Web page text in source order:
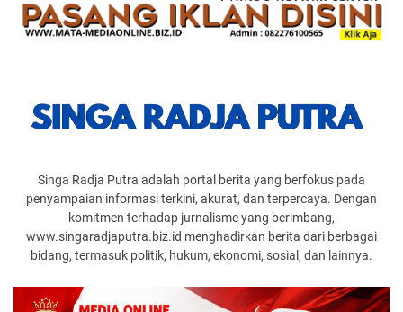
Singa Radja Putra adalah portal berita yang berfokus pada
penyampaian informasi terkini, akurat, dan terpercaya. Dengan
komitmen terhadap jurnalisme yang berimbang,
www.singaradjaputra.biz.id menghadirkan berita dari berbagai
bidang, termasuk politik, hukum, ekonomi, sosial, dan lainnya.